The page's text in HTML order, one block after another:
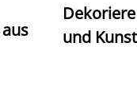
und